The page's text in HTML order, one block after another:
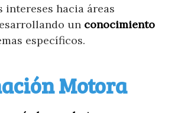
intereses hacia áreas
un conocimiento
específicos.
Motora